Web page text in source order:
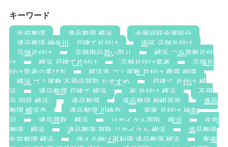
キーワード
生前整理 遺品整理 横浜
金庫回収金庫処分
遺品整理 神奈川，戸建て片付け
港区 店舗片付け
店舗片付け
店舗用品買い取り
横浜 ごみ屋敷片付
け
横浜 戸建て片付け 店舗片付け業者
店舗片
付け業者の選び方
横浜市 ゴミ屋敷 片付け 費用 相場
横浜 ゴミ屋敷 不用品買取 おすすめ
戸建て 片付け 横
浜
遺品整理 戸建て 横浜 家 片付け 横浜
不用
品 回収 横浜
遺品整理 遺品整理 相模原市
遺品
整理 横浜市
遺品整理 川崎市
実家 片付け 神奈
川
遺品買取 横浜 リサイクル買取 横浜
生前
整理 横浜
遺品整理 買取 リサイクル 横浜
遺品整理
生前整理 横浜
使える物は再利用 遺品整理 横浜
東南